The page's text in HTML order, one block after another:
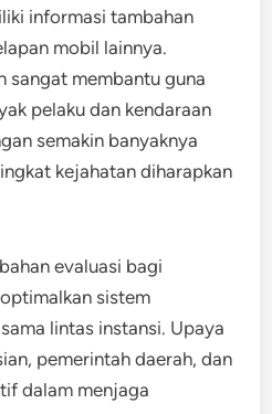
informasi tambahan
mobil lainnya.
sangat membantu guna
pelaku dan kendaraan
semakin banyaknya
kejahatan diharapkan
evaluasi bagi
sistem
lintas instansi. Upaya
pemerintah daerah, dan
dalam menjaga